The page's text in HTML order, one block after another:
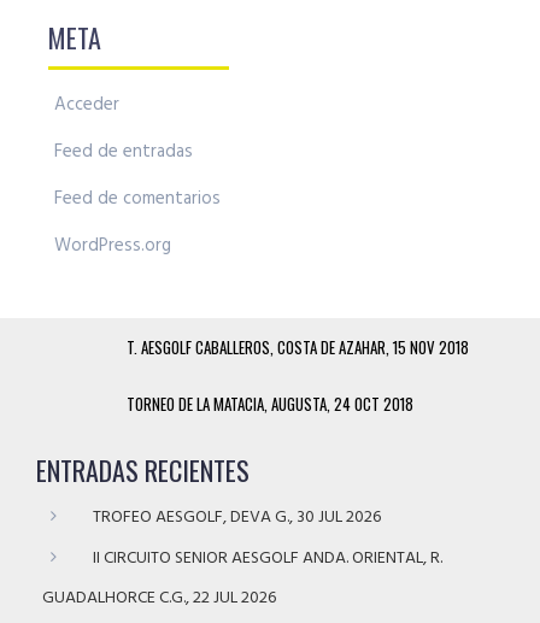
META
Acceder
Feed de entradas
Feed de comentarios
WordPress.org
T. AESGOLF CABALLEROS, COSTA DE AZAHAR, 15 NOV 2018
TORNEO DE LA MATACIA, AUGUSTA, 24 OCT 2018
ENTRADAS RECIENTES
TROFEO AESGOLF, DEVA G., 30 JUL 2026
II CIRCUITO SENIOR AESGOLF ANDA. ORIENTAL, R.
GUADALHORCE C.G., 22 JUL 2026